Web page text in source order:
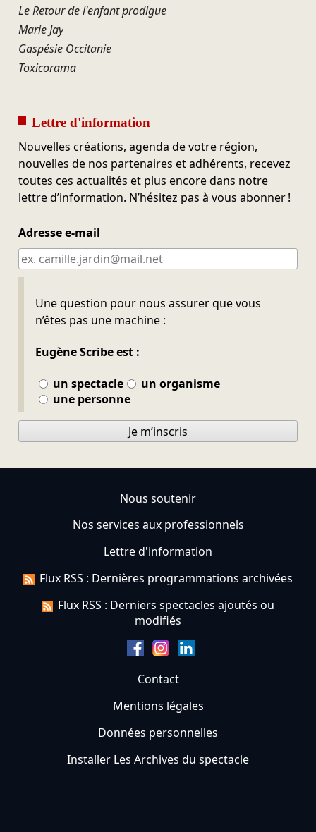
Le Retour de l'enfant prodigue
Marie Jay
Gaspésie Occitanie
Toxicorama
Lettre d'information
Nouvelles créations, agenda de votre région,
nouvelles de nos partenaires et adhérents, recevez
toutes ces actualités et plus encore dans notre
lettre d’information. N’hésitez pas à vous abonner !
Adresse e-mail
Une question pour nous assurer que vous
n’êtes pas une machine :
Eugène Scribe est :
un spectacle
un organisme
une personne
Ne pas remplir
Je m’inscris
Nous soutenir
Nos services aux professionnels
Lettre d'information
Flux RSS : Dernières programmations archivées
Flux RSS : Derniers spectacles ajoutés ou
modifiés
Contact
Mentions légales
Données personnelles
Installer Les Archives du spectacle